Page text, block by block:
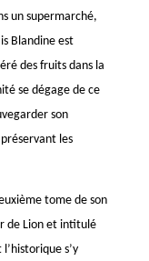
un supermarché,
Blandine est
des fruits dans la
se dégage de ce
son
les
tome de son
de Lion et intitulé
s’y